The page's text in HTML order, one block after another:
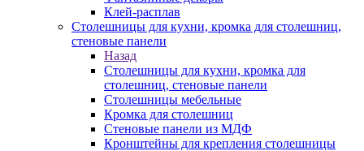
Клей-расплав
Столешницы для кухни, кромка для столешниц,
стеновые панели
Назад
Столешницы для кухни, кромка для
столешниц, стеновые панели
Столешницы мебельные
Кромка для столешниц
Стеновые панели из МДФ
Кронштейны для крепления столешницы